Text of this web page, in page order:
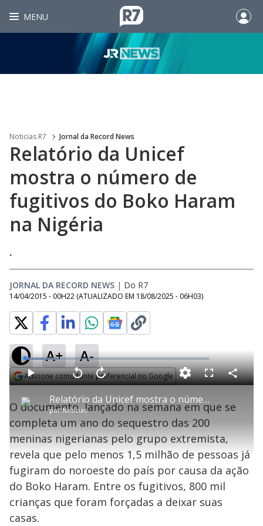
MENU
Noticias R7 Jornal da Record News
Relatório da Unicef
mostra o número de
fugitivos do Boko Haram
na Nigéria
.
JORNAL DA RECORD NEWS | Do R7
14/04/2015 - 00H22 (ATUALIZADO EM 18/08/2025 - 06H03)
A+ A-
Adicione como fonte preferencial no Google
P
l
a
y
Relatório da Unicef mostra o número de fugitivos do Boko Haram na Nigéria
por Notícias
P V
t
a
r
0
e
g
n
d
s
A
n
ç
a
1
s
e
u
n
o
s
L
o
a
d
e
7
.
9
1
F
s
c
e
n
C
o
a
r
O documento, lançado na semana em que se
completa um ano do sequestro das 200
meninas nigerianas pelo grupo extremista,
revela que pelo menos 1,5 milhão de pessoas já
fugiram do noroeste do país por causa da ação
do Boko Haram. Entre os fugitivos, 800 mil
crianças que foram forçadas a deixar suas
casas.